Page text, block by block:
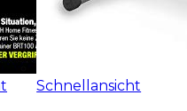
Schnellansicht